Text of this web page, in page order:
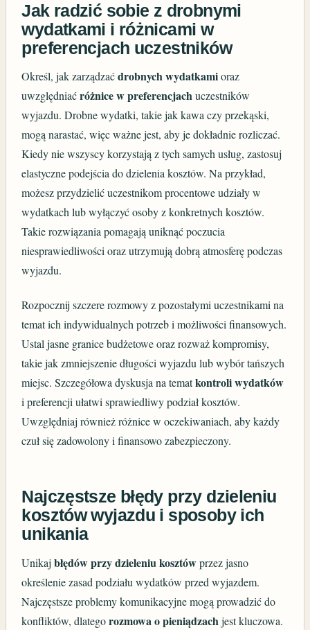
Jak radzić sobie z drobnymi
wydatkami i różnicami w
preferencjach uczestników
Określ, jak zarządzaćdrobnych wydatkamioraz
uwzględniaćróżnice w preferencjachuczestników
wyjazdu. Drobne wydatki, takie jak kawa czy przekąski,
mogą narastać, więc ważne jest, aby je dokładnie rozliczać.
Kiedy nie wszyscy korzystają z tych samych usług, zastosuj
elastyczne podejścia do dzielenia kosztów. Na przykład,
możesz przydzielić uczestnikom procentowe udziały w
wydatkach lub wyłączyć osoby z konkretnych kosztów.
Takie rozwiązania pomagają uniknąć poczucia
niesprawiedliwości oraz utrzymują dobrą atmosferę podczas
wyjazdu.
Rozpocznij szczere rozmowy z pozostałymi uczestnikami na
temat ich indywidualnych potrzeb i możliwości finansowych.
Ustal jasne granice budżetowe oraz rozważ kompromisy,
takie jak zmniejszenie długości wyjazdu lub wybór tańszych
miejsc. Szczegółowa dyskusja na tematkontroli wydatków
i preferencji ułatwi sprawiedliwy podział kosztów.
Uwzględniaj również różnice w oczekiwaniach, aby każdy
czuł się zadowolony i finansowo zabezpieczony.
Najczęstsze błędy przy dzieleniu
kosztów wyjazdu i sposoby ich
unikania
Unikajbłędów przy dzieleniu kosztówprzez jasno
określenie zasad podziału wydatków przed wyjazdem.
Najczęstsze problemy komunikacyjne mogą prowadzić do
konfliktów, dlategorozmowa o pieniądzachjest kluczowa.